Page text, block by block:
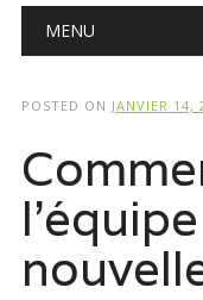
Main
MENU
POSTED ON JANVIER 14,